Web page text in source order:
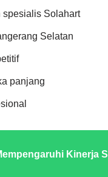
spesialis Solahart
Selatan
panjang
Kinerja